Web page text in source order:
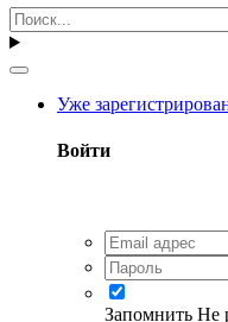
Уже
Войти
Запомнить Не